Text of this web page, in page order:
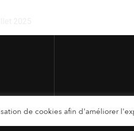
de cookies afin d'améliorer